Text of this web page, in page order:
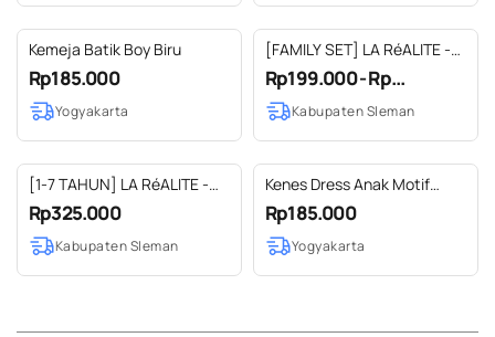
Kemeja Batik Boy Biru
Rp185.000
Yogyakarta
[FAMILY SET] LA RéALITE -
ZAPIN FAMILY SET - RAYA
SERIES BAJU LEBARAN
KELUARGA TUNIK OBI
Rp199.000 - Rp...
Kabupaten Sleman
[1-7 TAHUN] LA RéALITE -
IDUL SET - RAYA SERIES
BAJU LEBARAN SET KEMEJA
JOGGER PANTS BATIK CAP
Rp325.000
Kabupaten Sleman
Kenes Dress Anak Motif
Daun
Rp185.000
Yogyakarta